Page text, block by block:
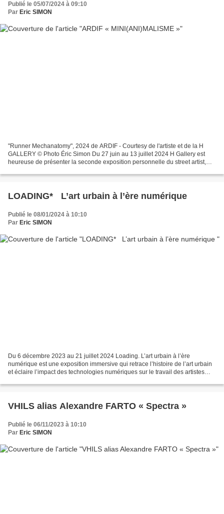
Publié le 05/07/2024 à 09:10
Par Eric SIMON
"Runner Mechanatomy", 2024 de ARDIF - Courtesy de l'artiste et de la H
GALLERY © Photo Éric Simon Du 27 juin au 13 juillet 2024 H Gallery est
heureuse de présenter la seconde exposition personnelle du street artist,
LOADING* L’art urbain à l’ère numérique
Publié le 08/01/2024 à 10:10
Par Eric SIMON
Du 6 décembre 2023 au 21 juillet 2024 Loading. L’art urbain à l’ère
numérique est une exposition immersive qui retrace l’histoire de l’art urbain
et éclaire l’impact des technologies numériques sur le travail des artistes
VHILS alias Alexandre FARTO « Spectra »
Publié le 06/11/2023 à 10:10
Par Eric SIMON